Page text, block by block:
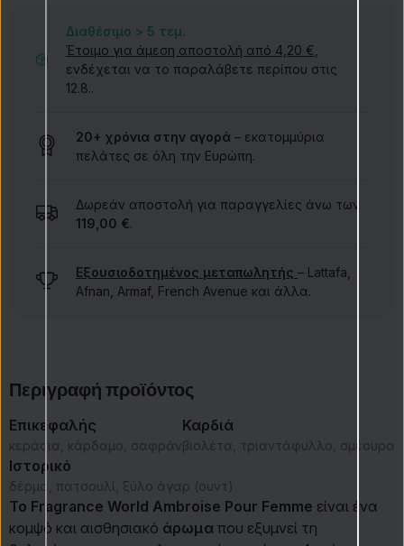
Διαθέσιμο > 5 τεμ.
Έτοιμο για άμεση αποστολή από 4,20 €
ενδέχεται να το παραλάβετε περίπου στις
12.8..
20+ χρόνια στην αγορά – εκατομμύρια
πελάτες σε όλη την Ευρώπη.
Δωρεάν αποστολή για παραγγελίες άνω των
119,00 €.
Εξουσιοδοτημένος μεταπωλητής – Lattafa,
Afnan, Armaf, French Avenue και άλλα.
Περιγραφή προϊόντος
Επικεφαλής
κεράσια, κάρδαμο, σαφράν
Καρδιά
βιολέτα, τριαντάφυλλο, σμέουρα
Ιστορικό
δέρμα, πατσουλί, ξύλο άγαρ (ουντ)
Το Fragrance World Ambroise Pour Femme είναι ένα
κομψό και αισθησιακό άρωμα που εξυμνεί τη